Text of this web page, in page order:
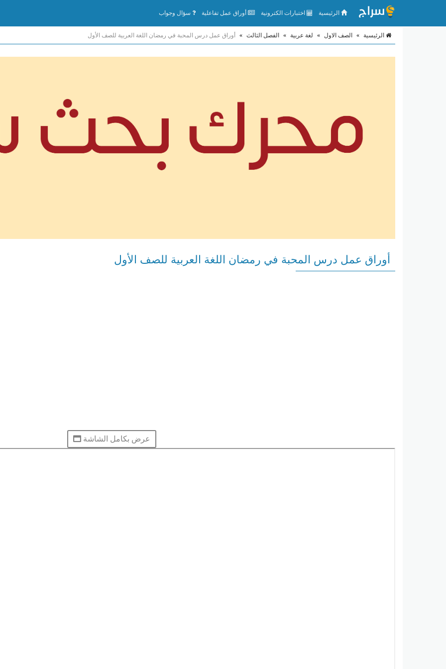
الرئيسية اختبارات الكترونية أوراق عمل تفاعلية سؤال وجواب
الرئيسية » الصف الاول » لغة عربية » الفصل الثالث » أوراق عمل درس المحبة في رمضان اللغة العربية للصف الأول
أوراق عمل درس المحبة في رمضان اللغة العربية للصف الأول
عرض بكامل الشاشة